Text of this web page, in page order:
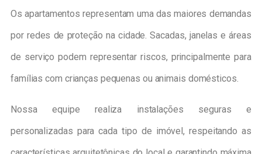
Os apartamentos representam uma das maiores demandas
por redes de proteção na cidade. Sacadas, janelas e áreas
de serviço podem representar riscos, principalmente para
famílias com crianças pequenas ou animais domésticos.
Nossa equipe realiza instalações seguras e
personalizadas para cada tipo de imóvel, respeitando as